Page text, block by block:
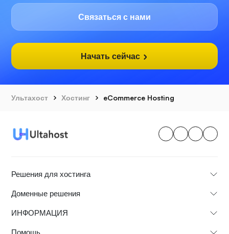
Связаться с нами
Начать сейчас
Ультахост Хостинг eCommerce Hosting
Решения для хостинга
Доменные решения
ИНФОРМАЦИЯ